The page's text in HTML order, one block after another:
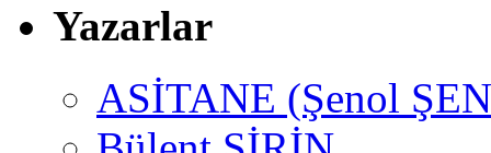
Yazarlar
ASİTANE (Şenol